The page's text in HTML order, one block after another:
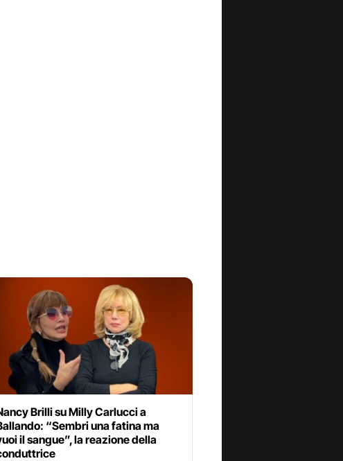
Brilli su Milly Carlucci a
“Sembri una fatina ma
il sangue”, la reazione della